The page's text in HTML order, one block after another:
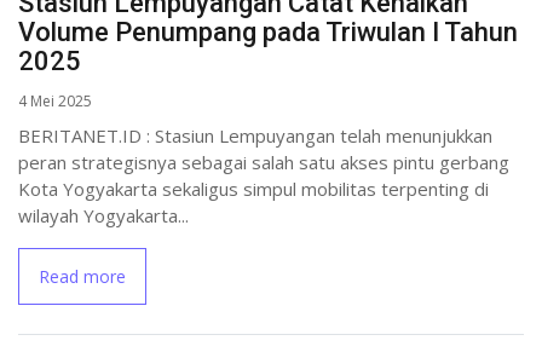
Volume Penumpang pada Triwulan I Tahun
2025
4 Mei 2025
BERITANET.ID : Stasiun Lempuyangan telah menunjukkan
peran strategisnya sebagai salah satu akses pintu gerbang
Kota Yogyakarta sekaligus simpul mobilitas terpenting di
wilayah Yogyakarta...
Read more